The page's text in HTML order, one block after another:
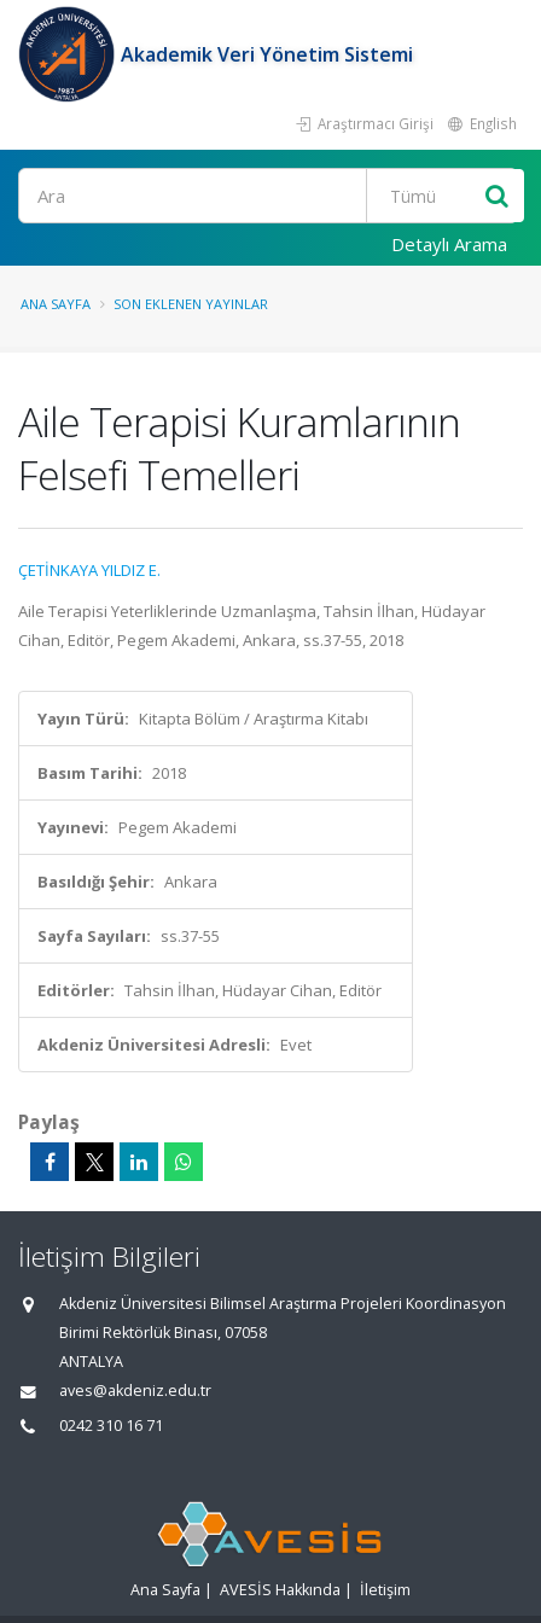
Akademik Veri Yönetim Sistemi
Araştırmacı Girişi English
Ara
Detaylı Arama
ANA SAYFA SON EKLENEN YAYINLAR
Aile Terapisi Kuramlarının
Felsefi Temelleri
ÇETİNKAYA YILDIZ E.
Aile Terapisi Yeterliklerinde Uzmanlaşma, Tahsin İlhan, Hüdayar
Cihan, Editör, Pegem Akademi, Ankara, ss.37-55, 2018
Yayın Türü: Kitapta Bölüm / Araştırma Kitabı
Basım Tarihi: 2018
Yayınevi: Pegem Akademi
Basıldığı Şehir: Ankara
Sayfa Sayıları: ss.37-55
Editörler: Tahsin İlhan, Hüdayar Cihan, Editör
Akdeniz Üniversitesi Adresli: Evet
Paylaş
İletişim Bilgileri
Akdeniz Üniversitesi Bilimsel Araştırma Projeleri Koordinasyon
Birimi Rektörlük Binası, 07058
ANTALYA
aves@akdeniz.edu.tr
0242 310 16 71
Ana Sayfa | AVESİS Hakkında | İletişim